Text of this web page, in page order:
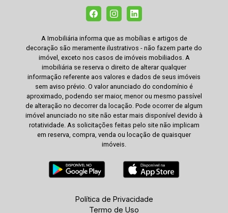
A Imobiliária informa que as mobílias e artigos de
decoração são meramente ilustrativos - não fazem parte do
imóvel, exceto nos casos de imóveis mobiliados. A
imobiliária se reserva o direito de alterar qualquer
informação referente aos valores e dados de seus imóveis
sem aviso prévio. O valor anunciado do condomínio é
aproximado, podendo ser maior, menor ou mesmo passível
de alteração no decorrer da locação. Pode ocorrer de algum
imóvel anunciado no site não estar mais disponível devido à
rotatividade. As solicitações feitas pelo site não implicam
em reserva, compra, venda ou locação de quaisquer
imóveis.
Política de Privacidade
Termo de Uso